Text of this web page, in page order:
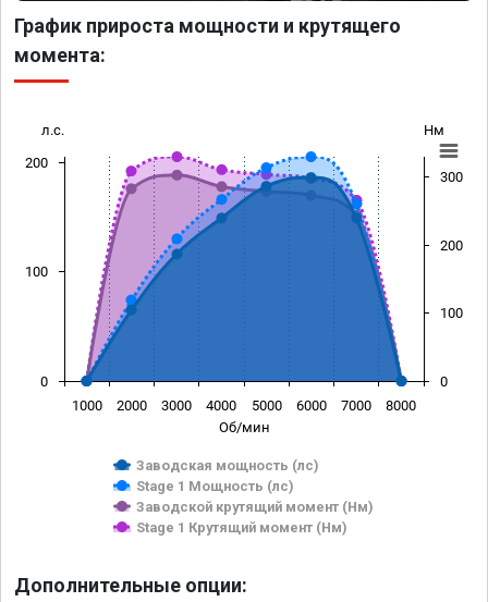
График прироста мощности и крутящего
момента:
Об/мин
л.с. Нм
Заводская мощность (лс)
Stage 1 Мощность (лс)
Заводской крутящий момент (Нм)
Stage 1 Крутящий момент (Нм)
1000 2000 3000 4000 5000 6000 7000 8000
0
100
200
0
100
200
300
Дополнительные опции: